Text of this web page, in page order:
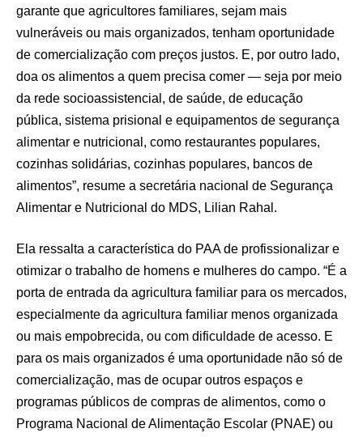
garante que agricultores familiares, sejam mais
vulneráveis ou mais organizados, tenham oportunidade
de comercialização com preços justos. E, por outro lado,
doa os alimentos a quem precisa comer — seja por meio
da rede socioassistencial, de saúde, de educação
pública, sistema prisional e equipamentos de segurança
alimentar e nutricional, como restaurantes populares,
cozinhas solidárias, cozinhas populares, bancos de
alimentos”, resume a secretária nacional de Segurança
Alimentar e Nutricional do MDS, Lilian Rahal.
Ela ressalta a característica do PAA de profissionalizar e
otimizar o trabalho de homens e mulheres do campo. “É a
porta de entrada da agricultura familiar para os mercados,
especialmente da agricultura familiar menos organizada
ou mais empobrecida, ou com dificuldade de acesso. E
para os mais organizados é uma oportunidade não só de
comercialização, mas de ocupar outros espaços e
programas públicos de compras de alimentos, como o
Programa Nacional de Alimentação Escolar (PNAE) ou